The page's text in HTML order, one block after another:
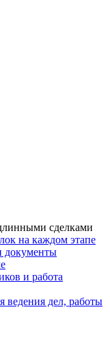
сделками
на каждом этапе
документы
и работа
ведения дел, работы